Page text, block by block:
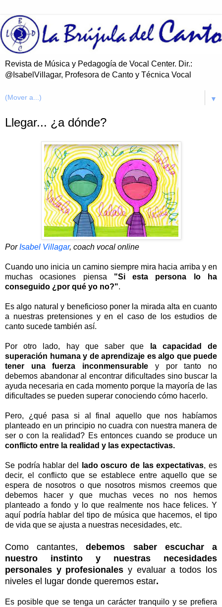
Revista de Música y Pedagogía de Vocal Center. Dir.:
@IsabelVillagar, Profesora de Canto y Técnica Vocal
▼
Llegar... ¿a dónde?
PorIsabel Villagar, coach vocal online
Cuando uno inicia un camino siempre mira hacia arriba y en
muchas ocasiones piensa "Si esta persona lo ha
conseguido ¿por qué yo no?".
Es algo natural y beneficioso poner la mirada alta en cuanto
a nuestras pretensiones y en el caso de los estudios de
canto sucede también así.
Por otro lado, hay que saber que
la capacidad de
superación humana y de aprendizaje es algo que puede
tener una fuerza inconmensurable y por tanto no
debemos abandonar al encontrar dificultades sino buscar la
ayuda necesaria en cada momento porque la mayoría de las
dificultades se pueden superar conociendo cómo hacerlo.
Pero, ¿qué pasa si al final aquello que nos habíamos
planteado en un principio no cuadra con nuestra manera de
ser o con la realidad? Es entonces cuando se produce un
conflicto entre la realidad y las expectactivas.
Se podría hablar del lado oscuro de las expectativas, es
decir, el conflicto que se establece entre aquello que se
espera de nosotros o que nosotros mismos creemos que
debemos hacer y que muchas veces no nos hemos
planteado a fondo y lo que realmente nos hace felices. Y
aquí podría hablar del tipo de música que hacemos, el tipo
de vida que se ajusta a nuestras necesidades, etc.
Como cantantes,debemos saber escuchar a
nuestro instinto y nuestras necesidades
personales y profesionales y evaluar a todos los
niveles el lugar donde queremos estar.
Es posible que se tenga un carácter tranquilo y se prefiera